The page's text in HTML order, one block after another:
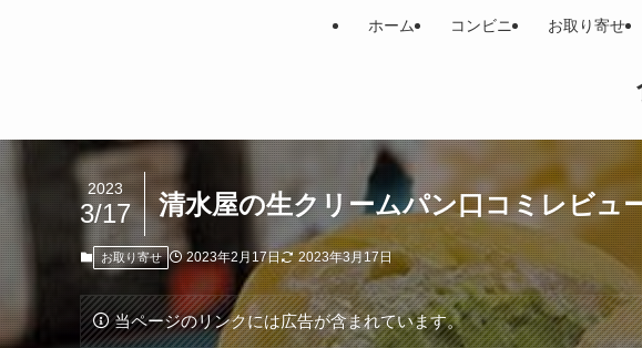
ホーム コンビニ お取り寄せ
清水屋の生クリームパン口コミレビュ
2023
3/17
お取り寄せ 2023年2月17日 2023年3月17日
当ページのリンクには広告が含まれています。